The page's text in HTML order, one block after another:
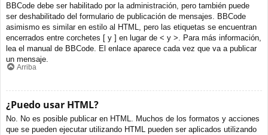
BBCode debe ser habilitado por la administración, pero también puede
ser deshabilitado del formulario de publicación de mensajes. BBCode
asimismo es similar en estilo al HTML, pero las etiquetas se encuentran
encerrados entre corchetes [ y ] en lugar de < y >. Para más información,
lea el manual de BBCode. El enlace aparece cada vez que va a publicar
un mensaje.
Arriba
¿Puedo usar HTML?
No. No es posible publicar en HTML. Muchos de los formatos y acciones
que se pueden ejecutar utilizando HTML pueden ser aplicados utilizando